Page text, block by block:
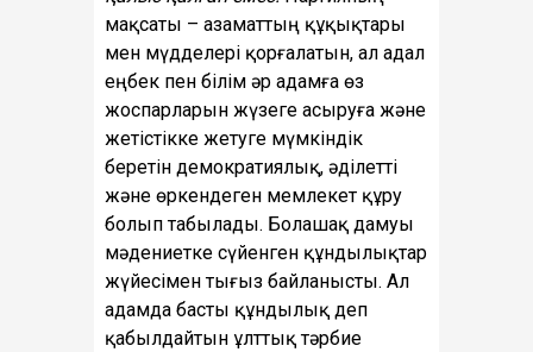
мақсаты – азаматтың құқықтары
мен мүдделері қорғалатын, ал адал
еңбек пен білім әр адамға өз
жоспарларын жүзеге асыруға және
жетістікке жетуге мүмкіндік
беретін демократиялық, әділетті
және өркендеген мемлекет құру
болып табылады. Болашақ дамуы
мәдениетке сүйенген құндылықтар
жүйесімен тығыз байланысты. Ал
адамда басты құндылық деп
қабылдайтын ұлттық тәрбие